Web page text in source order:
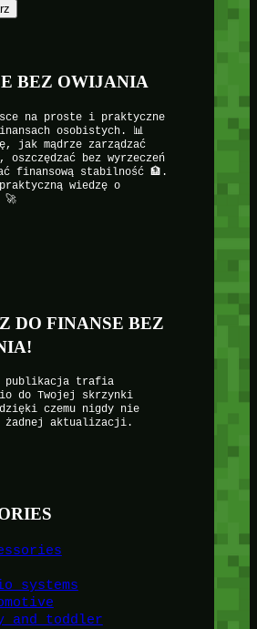
BEZ OWIJANIA
na proste i praktyczne
osobistych. 📊
jak mądrze zarządzać
oszczędzać bez wyrzeczeń
finansową stabilność 🏦.
wiedzę o
🚀
DO FINANSE BEZ
publikacja trafia
do Twojej skrzynki
czemu nigdy nie
żadnej aktualizacji.
systems
and toddler